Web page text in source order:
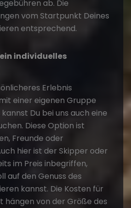
ab. Die
vom Startpunkt Deines
entsprechend.
individuelles
Erlebnis
einer eigenen Gruppe
Du bei uns auch eine
Diese Option ist
Freunde oder
hier ist der Skipper oder
im Preis inbegriffen,
auf den Genuss des
kannst. Die Kosten für
hängen von der Größe des